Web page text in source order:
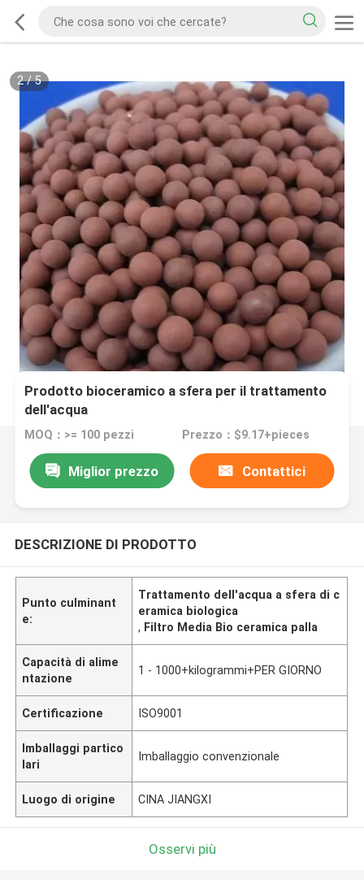
2/5
Prodotto bioceramico a sfera per il trattamento
dell'acqua
MOQ：>= 100 pezzi Prezzo：$9.17+pieces
Miglior prezzo Contattici
DESCRIZIONE DI PRODOTTO
Punto culminant
e:
Trattamento dell'acqua a sfera di c
eramica biologica
, Filtro Media Bio ceramica palla
Capacità di alime
ntazione
1 - 1000+kilogrammi+PER GIORNO
Certificazione ISO9001
Imballaggi partico
lari
Imballaggio convenzionale
Luogo di origine CINA JIANGXI
Osservi più